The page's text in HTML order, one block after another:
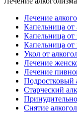
Лечение
Капельница от
Капельница от
Капельница от
Укол от
Лечение
Лечение
Подростковый
Старческий
Снятие